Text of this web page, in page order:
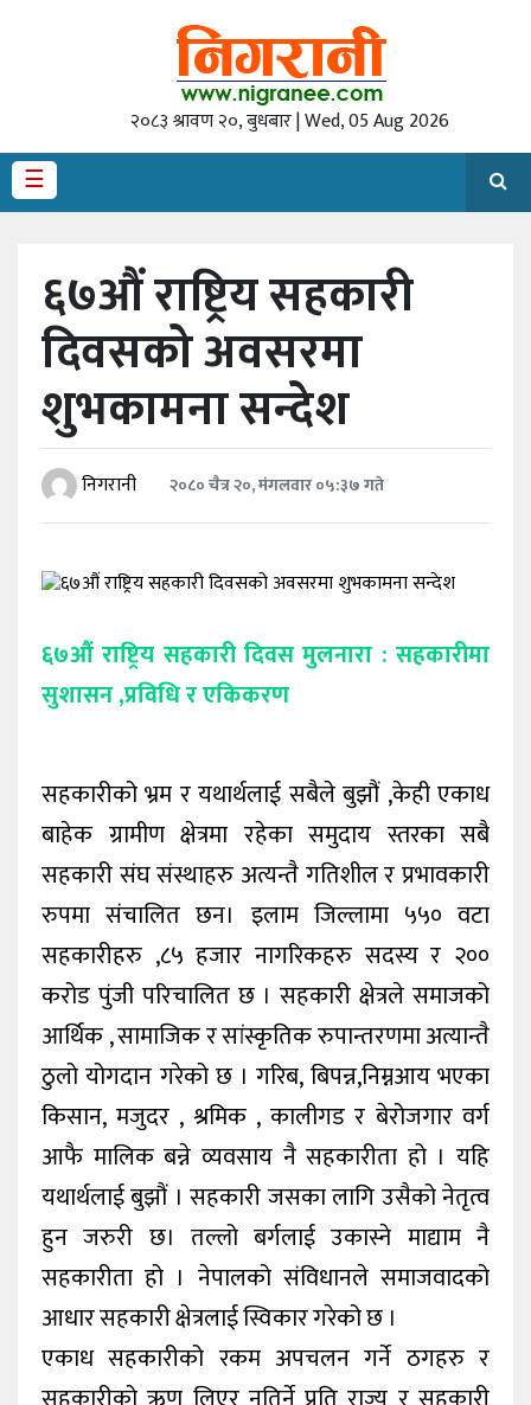
२०८३ श्रावण २०, बुधबार | Wed, 05 Aug 2026
☰
राजनीति
अर्थ
समाज
अन्तराष्ट्रिय
स्वास्थ्य
खेलकुद
कला/
फोटो
ग्यालरी
निगरानी
६७औं राष्ट्रिय सहकारी
दिवसको अवसरमा
शुभकामना सन्देश
निगरानी २०८० चैत्र २०, मंगलवार ०५:३७ गते
६७औं राष्ट्रिय सहकारी दिवस मुलनारा : सहकारीमा
सुशासन ,प्रविधि र एकिकरण
सहकारीको भ्रम र यथार्थलाई सबैले बुझौं ,केही एकाध
बाहेक ग्रामीण क्षेत्रमा रहेका समुदाय स्तरका सबै
सहकारी संघ संस्थाहरु अत्यन्तै गतिशील र प्रभावकारी
रुपमा संचालित छन। इलाम जिल्लामा ५५० वटा
सहकारीहरु ,८५ हजार नागरिकहरु सदस्य र २००
करोड पुंजी परिचालित छ । सहकारी क्षेत्रले समाजको
आर्थिक , सामाजिक र सांस्कृतिक रुपान्तरणमा अत्यान्तै
ठुलो योगदान गरेको छ । गरिब, बिपन्न,निम्नआय भएका
किसान, मजुदर , श्रमिक , कालीगड र बेरोजगार वर्ग
आफै मालिक बन्ने व्यवसाय नै सहकारीता हो । यहि
यथार्थलाई बुझौं । सहकारी जसका लागि उस‌ैको नेतृत्व
हुन जरुरी छ। तल्लो बर्गलाई उकास्ने माद्याम नै
सहकारीता हो । नेपालको संविधानले समाजवादको
आधार सहकारी क्षेत्रलाई स्विकार गरेको छ ।
एकाध सहकारीको रकम अपचलन गर्ने ठगहरु र